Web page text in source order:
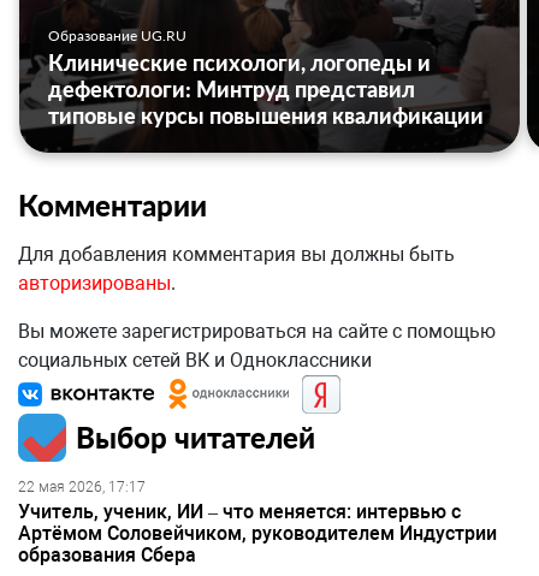
Образование UG.RU
Клинические психологи, логопеды и
дефектологи: Минтруд представил
типовые курсы повышения квалификации
Комментарии
Для добавления комментария вы должны быть
авторизированы.
Вы можете зарегистрироваться на сайте с помощью
социальных сетей ВК и Одноклассники
Выбор читателей
22 мая 2026, 17:17
Учитель, ученик, ИИ – что меняется: интервью с
Артёмом Соловейчиком, руководителем Индустрии
образования Сбера